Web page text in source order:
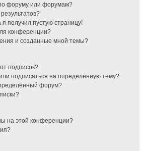
форуму или форумам?
я получил пустую страницу!
конференции?
и созданные мной темы?
подписок?
подписаться на определённую тему?
форум?
на этой конференции?